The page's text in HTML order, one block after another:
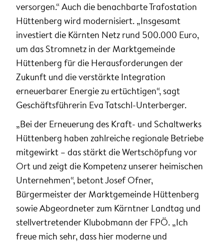
versorgen.“ Auch die benachbarte Trafostation
Hüttenberg wird modernisiert. „Insgesamt
investiert die Kärnten Netz rund 500.000 Euro,
um das Stromnetz in der Marktgemeinde
Hüttenberg für die Herausforderungen der
Zukunft und die verstärkte Integration
erneuerbarer Energie zu ertüchtigen“, sagt
Geschäftsführerin Eva Tatschl-Unterberger.
„Bei der Erneuerung des Kraft- und Schaltwerks
Hüttenberg haben zahlreiche regionale Betriebe
mitgewirkt – das stärkt die Wertschöpfung vor
Ort und zeigt die Kompetenz unserer heimischen
Unternehmen“, betont Josef Ofner,
Bürgermeister der Marktgemeinde Hüttenberg
sowie Abgeordneter zum Kärntner Landtag und
stellvertretender Klubobmann der FPÖ. „Ich
freue mich sehr, dass hier moderne und